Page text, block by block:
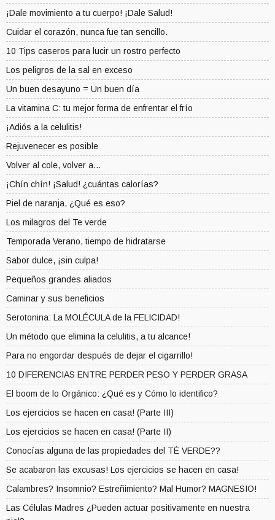
¡Dale movimiento a tu cuerpo! ¡Dale Salud!
Cuidar el corazón, nunca fue tan sencillo.
10 Tips caseros para lucir un rostro perfecto
Los peligros de la sal en exceso
Un buen desayuno = Un buen día
La vitamina C: tu mejor forma de enfrentar el frío
¡Adiós a la celulitis!
Rejuvenecer es posible
Volver al cole, volver a...
¡Chín chín! ¡Salud! ¿cuántas calorías?
Piel de naranja, ¿Qué es eso?
Los milagros del Te verde
Temporada Verano, tiempo de hidratarse
Sabor dulce, ¡sin culpa!
Pequeños grandes aliados
Caminar y sus beneficios
Serotonina: La MOLÉCULA de la FELICIDAD!
Un método que elimina la celulitis, a tu alcance!
Para no engordar después de dejar el cigarrillo!
10 DIFERENCIAS ENTRE PERDER PESO Y PERDER GRASA
El boom de lo Orgánico: ¿Qué es y Cómo lo identifico?
Los ejercicios se hacen en casa! (Parte III)
Los ejercicios se hacen en casa! (Parte II)
Conocías alguna de las propiedades del TÉ VERDE??
Se acabaron las excusas! Los ejercicios se hacen en casa!
Calambres? Insomnio? Estreñimiento? Mal Humor? MAGNESIO!
Las Células Madres ¿Pueden actuar positivamente en nuestra